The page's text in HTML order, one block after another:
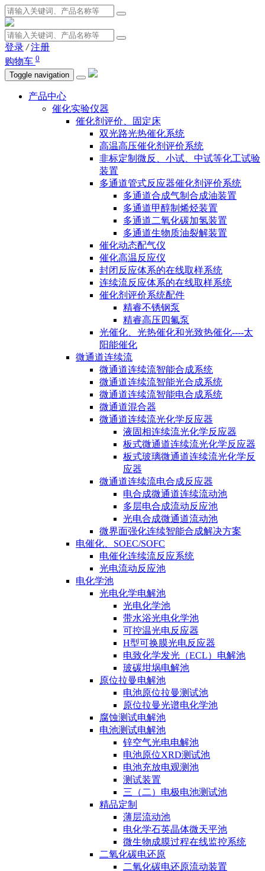
登录 / 注册
购物车 0
Toggle navigation
产品中心
催化实验仪器
催化剂评价、固定床
双光路光热催化系统
高温高压催化剂评价系统
非标定制微反、小试、中试等化工试验
装置
多通道管式反应器催化剂评价系统
多通道合成气制合成油装置
多通道甲醇制烯烃装置
多通道二氧化碳加氢装置
多通道生物质油裂解装置
催化动态配气仪
催化高温反应仪
封闭反应体系的在线取样系统
连续流反应体系的在线取样系统
催化剂评价系统配件
精睿不锈钢泵
精睿高压四氟泵
光催化、光热催化和光致热催化----太
阳能催化
微通道连续流
微通道连续流智能合成系统
微通道连续流智能光合成系统
微通道连续流智能电合成系统
微通道混合器
微通道连续流光化学反应器
液固相连续流光化学反应器
板式微通道连续流光化学反应器
板式玻璃微通道连续流光化学反
应器
微通道连续流电合成反应器
电合成微通道连续流动池
多层电合成流动反应池
光电合成微通道流动池
微界面强化连续智能合成解决方案
电催化、SOEC/SOFC
电催化连续流反应系统
光电流动反应池
电化学池
光电化学电解池
光电化学池
带水浴光电化学池
可控温光电反应器
H型可换膜光电反应器
电致化学发光（ECL）电解池
玻碳坩埚电解池
原位拉曼电解池
电池原位拉曼测试池
原位拉曼光谱电化学池
腐蚀测试电解池
电池测试电解池
锌空气光电电解池
电池原位XRD测试池
电池充放电观测池
测试装置
三（二）电极电池测试池
精品定制
薄层流动池
电化学石英晶体微天平池
微生物成膜过程在线监控系统
二氧化碳电还原
二氧化碳电还原流动装置